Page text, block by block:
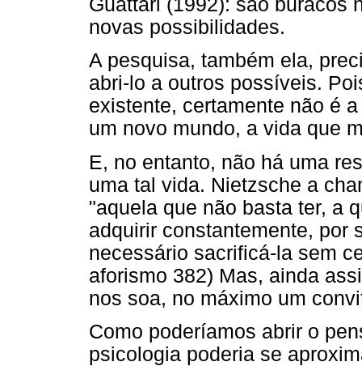
Guattari (1992): são buracos
novas possibilidades.
A pesquisa, também ela,
abri-lo a outros possíveis.
existente, certamente não é
um novo mundo, a vida que
E, no entanto, não há uma
uma tal vida. Nietzsche a
"aquela que não basta ter, a
adquirir constantemente, por
necessário sacrificá-la sem
aforismo 382) Mas, ainda
nos soa, no máximo um
Como poderíamos abrir o
psicologia poderia se